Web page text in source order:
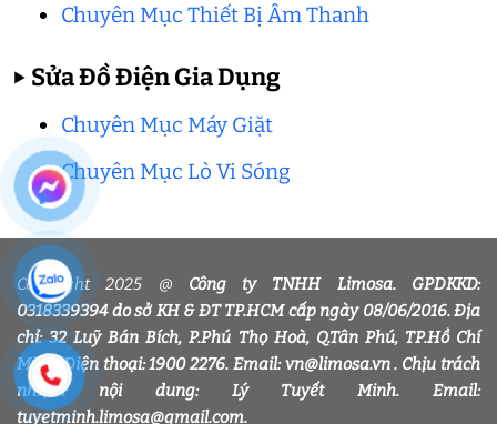
Chuyên Mục Thiết Bị Âm Thanh
▶ Sửa Đồ Điện Gia Dụng
Chuyên Mục Máy Giặt
Chuyên Mục Lò Vi Sóng
Copyright 2025 @ Công ty TNHH Limosa. GPDKKD:
0318339394 do sở KH & ĐT TP.HCM cấp ngày 08/06/2016. Địa
chỉ: 32 Luỹ Bán Bích, P.Phú Thọ Hoà, Q.Tân Phú, TP.Hồ Chí
Minh. Điện thoại: 1900 2276. Email: vn@limosa.vn . Chịu trách
nhiệm nội dung: Lý Tuyết Minh. Email:
tuyetminh.limosa@gmail.com.